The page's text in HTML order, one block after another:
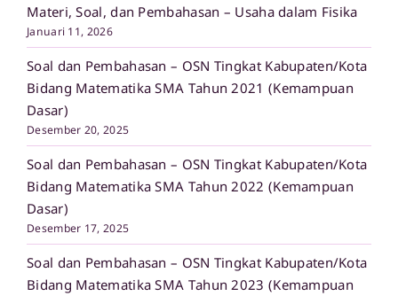
Materi, Soal, dan Pembahasan – Usaha dalam Fisika
Januari 11, 2026
Soal dan Pembahasan – OSN Tingkat Kabupaten/Kota
Bidang Matematika SMA Tahun 2021 (Kemampuan
Dasar)
Desember 20, 2025
Soal dan Pembahasan – OSN Tingkat Kabupaten/Kota
Bidang Matematika SMA Tahun 2022 (Kemampuan
Dasar)
Desember 17, 2025
Soal dan Pembahasan – OSN Tingkat Kabupaten/Kota
Bidang Matematika SMA Tahun 2023 (Kemampuan